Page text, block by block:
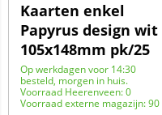
Kaarten enkel
Papyrus design wit
105x148mm pk/25
Op werkdagen voor 14:30
besteld, morgen in huis.
Voorraad Heerenveen: 0
Voorraad externe magazijn: 90